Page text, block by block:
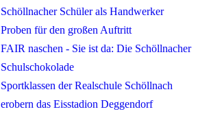
Schöllnacher Schüler als Handwerker
Proben für den großen Auftritt
FAIR naschen - Sie ist da: Die Schöllnacher
Schulschokolade
Sportklassen der Realschule Schöllnach
erobern das Eisstadion Deggendorf